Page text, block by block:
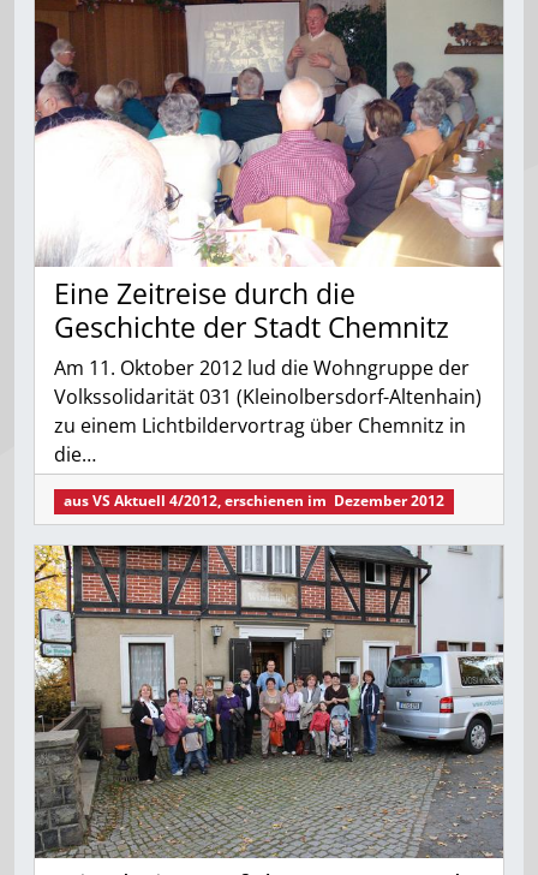
Eine Zeitreise durch die
Geschichte der Stadt Chemnitz
Am 11. Oktober 2012 lud die Wohngruppe der
Volkssolidarität 031 (Kleinolbersdorf-Altenhain)
zu einem Lichtbildervortrag über Chemnitz in
die…
ausVS Aktuell 4/2012, erschienen im Dezember 2012